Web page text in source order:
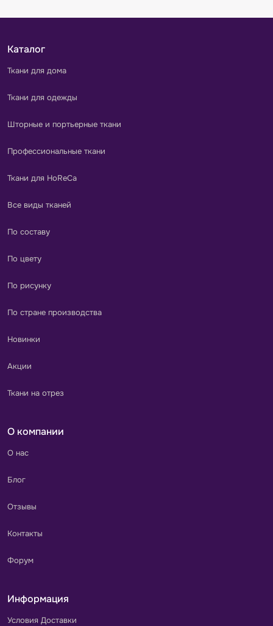
Каталог
Ткани для дома
Ткани для одежды
Шторные и портьерные ткани
Профессиональные ткани
Ткани для HoReCa
Все виды тканей
По составу
По цвету
По рисунку
По стране производства
Новинки
Акции
Ткани на отрез
О компании
О нас
Блог
Отзывы
Контакты
Форум
Информация
Условия Доставки